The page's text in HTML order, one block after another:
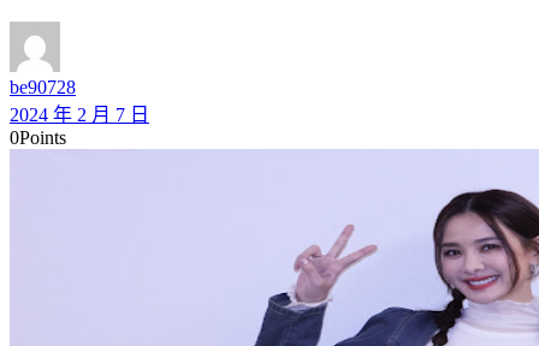
be90728
2024 年 2 月 7 日
0Points